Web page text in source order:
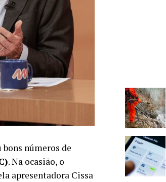
bons números de
. Na ocasião, o
apresentadora Cissa